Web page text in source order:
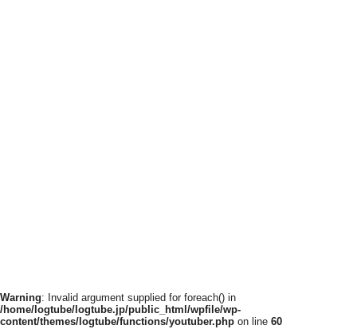
Warning: Invalid argument supplied for foreach() in
/home/logtube/logtube.jp/public_html/wpfile/wp-
content/themes/logtube/functions/youtuber.php on line 60